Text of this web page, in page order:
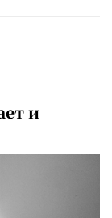
и